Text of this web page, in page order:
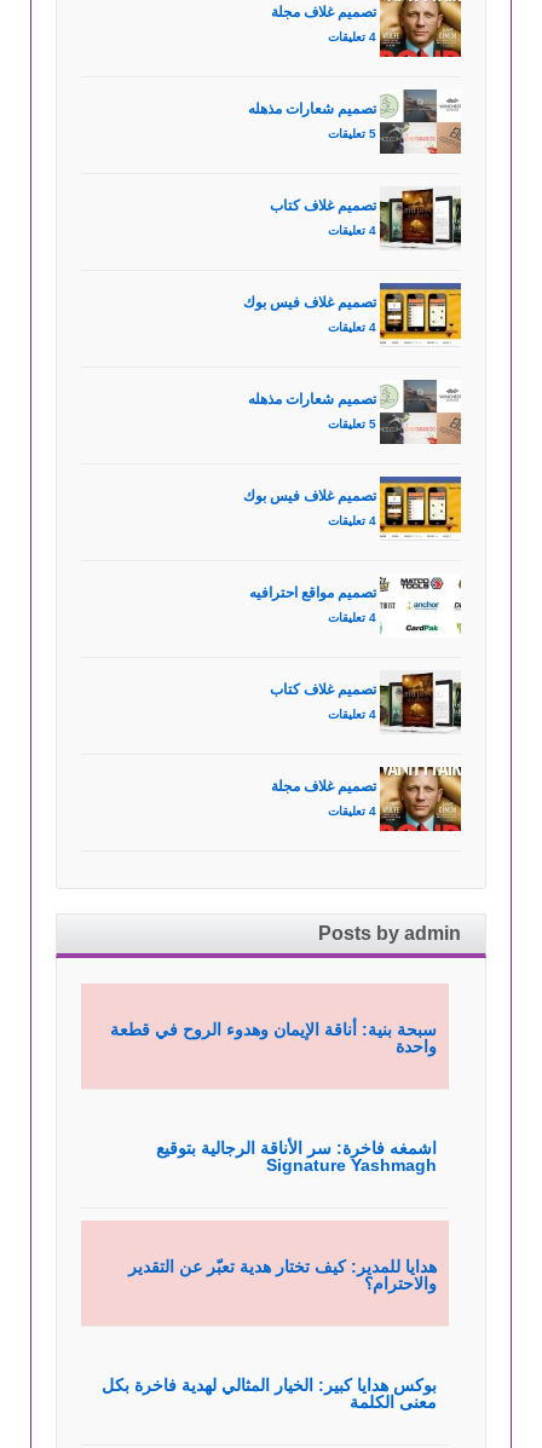
تصميم غلاف مجلة
4 تعليقات
تصميم شعارات مذهله
5 تعليقات
تصميم غلاف كتاب
4 تعليقات
تصميم غلاف فيس بوك
4 تعليقات
تصميم شعارات مذهله
5 تعليقات
تصميم غلاف فيس بوك
4 تعليقات
تصميم مواقع احترافيه
4 تعليقات
تصميم غلاف كتاب
4 تعليقات
تصميم غلاف مجلة
4 تعليقات
Posts by admin
سبحة بنية: أناقة الإيمان وهدوء الروح في قطعة
واحدة
اشمغه فاخرة: سر الأناقة الرجالية بتوقيع
Signature Yashmagh
هدايا للمدير: كيف تختار هدية تعبّر عن التقدير
والاحترام؟
بوكس هدايا كبير: الخيار المثالي لهدية فاخرة بكل
معنى الكلمة